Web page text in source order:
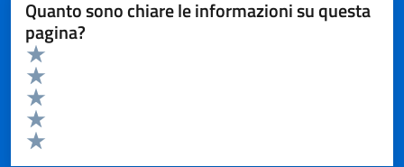
Quanto sono chiare le informazioni su questa
pagina?
Valuta da 1 a 5 stelle la pagina
Valuta 5 stelle su 5
Valuta 4 stelle su 5
Valuta 3 stelle su 5
Valuta 2 stelle su 5
Valuta 1 stelle su 5